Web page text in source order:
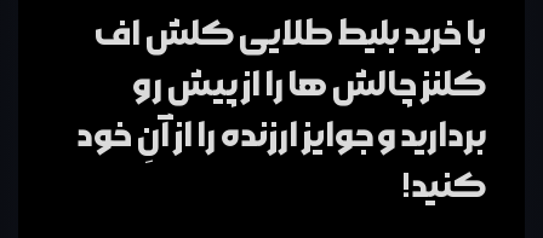
با خرید بلیط طلایی کلش اف
کلنز چالش ها را از پیش رو
بردارید و جوایز ارزنده را از آنِ خود
کنید!